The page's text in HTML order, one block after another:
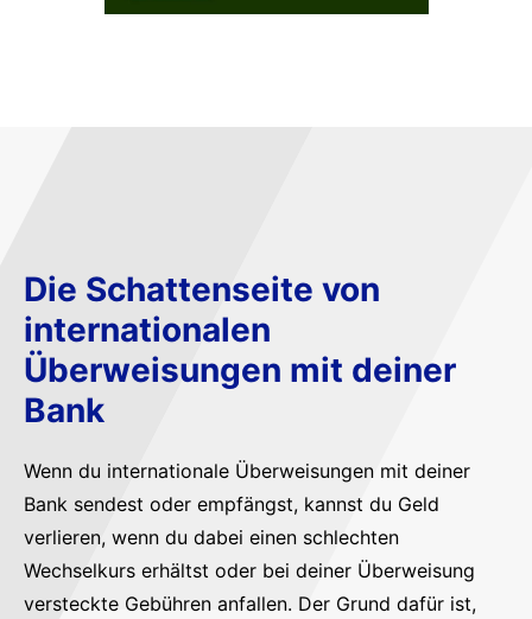
Die Schattenseite von
internationalen
Überweisungen mit deiner
Bank
Wenn du internationale Überweisungen mit deiner
Bank sendest oder empfängst, kannst du Geld
verlieren, wenn du dabei einen schlechten
Wechselkurs erhältst oder bei deiner Überweisung
versteckte Gebühren anfallen. Der Grund dafür ist,